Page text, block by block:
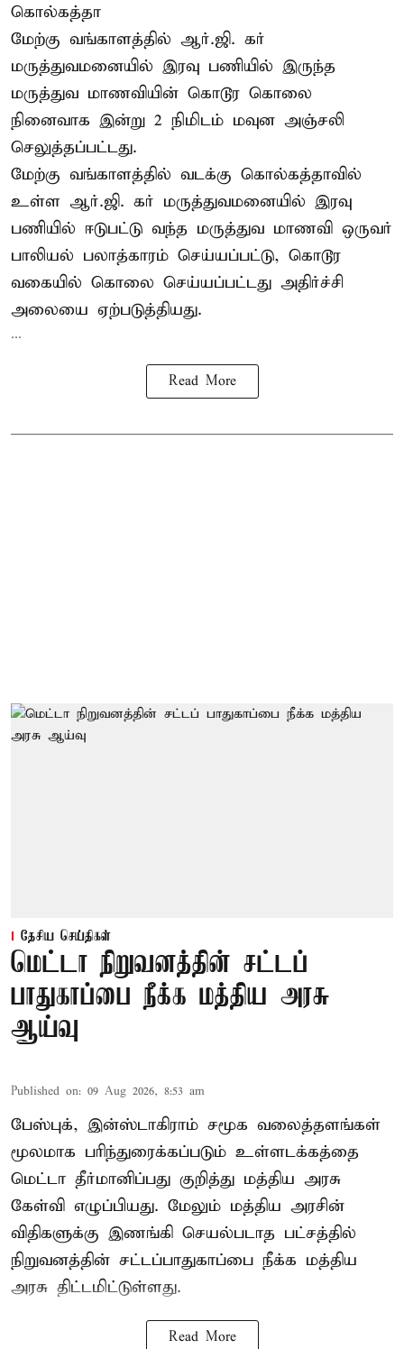
கொல்கத்தா
மேற்கு வங்காளத்தில் ஆர்.ஜி. கர்
மருத்துவமனையில் இரவு பணியில் இருந்த
மருத்துவ மாணவியின் கொடூர கொலை
நினைவாக இன்று 2 நிமிடம் மவுன அஞ்சலி
செலுத்தப்பட்டது.
மேற்கு வங்காளத்தில் வடக்கு கொல்கத்தாவில்
உள்ள ஆர்.ஜி. கர் மருத்துவமனையில் இரவு
பணியில் ஈடுபட்டு வந்த மருத்துவ மாணவி ஒருவர்
பாலியல் பலாத்காரம் செய்யப்பட்டு, கொடூர
வகையில் கொலை செய்யப்பட்டது அதிர்ச்சி
அலையை ஏற்படுத்தியது.
...
Read More
தேசிய செய்திகள்
மெட்டா நிறுவனத்தின் சட்டப்
பாதுகாப்பை நீக்க மத்திய அரசு
ஆய்வு
Published on: 09 Aug 2026, 8:53 am
பேஸ்புக், இன்ஸ்டாகிராம் சமூக வலைத்தளங்கள்
மூலமாக பரிந்துரைக்கப்படும் உள்ளடக்கத்தை
மெட்டா தீர்மானிப்பது குறித்து மத்திய அரசு
கேள்வி எழுப்பியது. மேலும் மத்திய அரசின்
விதிகளுக்கு இணங்கி செயல்படாத பட்சத்தில்
நிறுவனத்தின் சட்டப்பாதுகாப்பை நீக்க மத்திய
அரசு திட்டமிட்டுள்ளது.
Read More